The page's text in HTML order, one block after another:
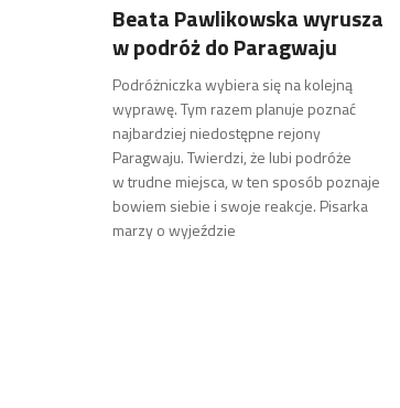
Beata Pawlikowska wyrusza
w podróż do Paragwaju
Podróżniczka wybiera się na kolejną
wyprawę. Tym razem planuje poznać
najbardziej niedostępne rejony
Paragwaju. Twierdzi, że lubi podróże
w trudne miejsca, w ten sposób poznaje
bowiem siebie i swoje reakcje. Pisarka
marzy o wyjeździe